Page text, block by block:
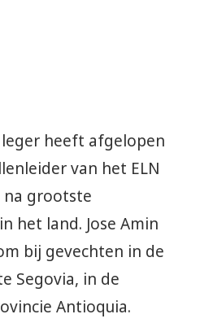
heeft afgelopen
van het ELN
na grootste
het land. Jose Amin
bij gevechten in de
Segovia, in de
Antioquia.